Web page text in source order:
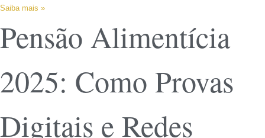
Saiba mais »
Pensão Alimentícia
2025: Como Provas
Digitais e Redes